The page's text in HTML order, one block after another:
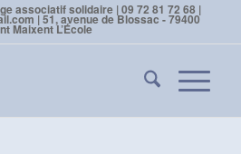
associatif solidaire | 09 72 81 72 68 |
| 51, avenue de Blossac - 79400
Maixent L’École